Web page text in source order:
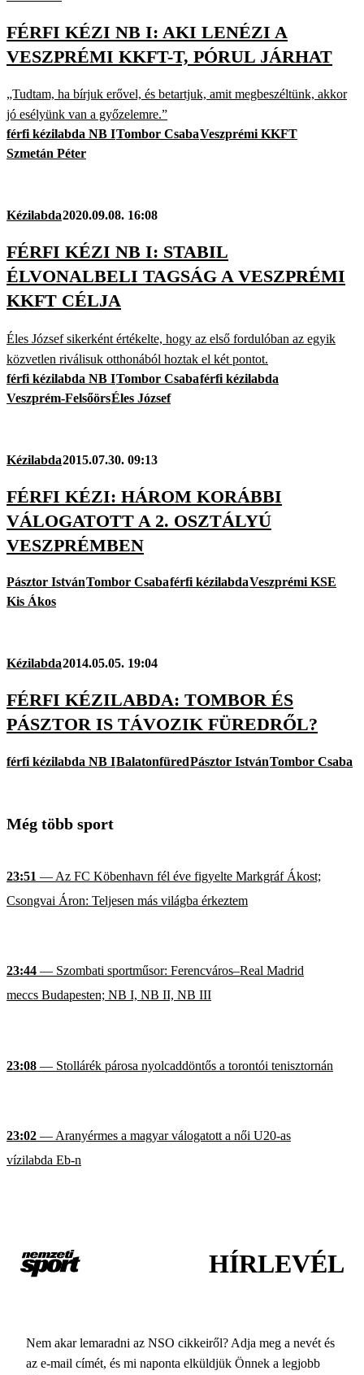
FÉRFI KÉZI NB I: AKI LENÉZI A
VESZPRÉMI KKFT-T, PÓRUL JÁRHAT
„Tudtam, ha bírjuk erővel, és betartjuk, amit megbeszéltünk, akkor
jó esélyünk van a győzelemre.”
férfi kézilabda NB ITombor CsabaVeszprémi KKFT
Szmetán Péter
Kézilabda2020.09.08. 16:08
FÉRFI KÉZI NB I: STABIL
ÉLVONALBELI TAGSÁG A VESZPRÉMI
KKFT CÉLJA
Éles József sikerként értékelte, hogy az első fordulóban az egyik
közvetlen riválisuk otthonából hoztak el két pontot.
férfi kézilabda NB ITombor Csabaférfi kézilabda
Veszprém-FelsőörsÉles József
Kézilabda2015.07.30. 09:13
FÉRFI KÉZI: HÁROM KORÁBBI
VÁLOGATOTT A 2. OSZTÁLYÚ
VESZPRÉMBEN
Pásztor IstvánTombor Csabaférfi kézilabdaVeszprémi KSE
Kis Ákos
Kézilabda2014.05.05. 19:04
FÉRFI KÉZILABDA: TOMBOR ÉS
PÁSZTOR IS TÁVOZIK FÜREDRŐL?
férfi kézilabda NB IBalatonfüredPásztor IstvánTombor Csaba
Még több sport
23:51 — Az FC Köbenhavn fél éve figyelte Markgráf Ákost;
Csongvai Áron: Teljesen más világba érkeztem
23:44 — Szombati sportműsor: Ferencváros–Real Madrid
meccs Budapesten; NB I, NB II, NB III
23:08 — Stollárék párosa nyolcaddöntős a torontói tenisztornán
23:02 — Aranyérmes a magyar válogatott a női U20-as
vízilabda Eb-n
HÍRLEVÉL
Nem akar lemaradni az NSO cikkeiről? Adja meg a nevét és
az e-mail címét, és mi naponta elküldjük Önnek a legjobb